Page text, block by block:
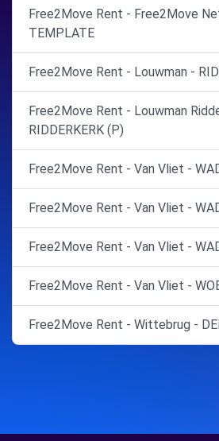
Free2Move Rent - Free2Move
TEMPLATE
Free2Move Rent - Louwman -
Free2Move Rent - Louwman
RIDDERKERK (P)
Free2Move Rent - Van Vliet -
Free2Move Rent - Van Vliet -
Free2Move Rent - Van Vliet -
Free2Move Rent - Van Vliet -
Free2Move Rent - Wittebrug -